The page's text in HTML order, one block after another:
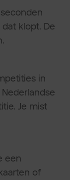
klopt. De
in
Je mist
een
of